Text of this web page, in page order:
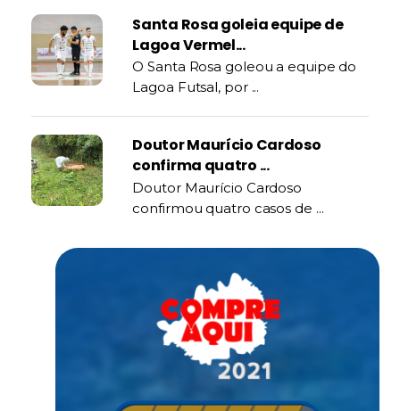
Santa Rosa goleia equipe de
Lagoa Vermel...
O Santa Rosa goleou a equipe do
Lagoa Futsal, por ...
Doutor Maurício Cardoso
confirma quatro ...
Doutor Maurício Cardoso
confirmou quatro casos de ...